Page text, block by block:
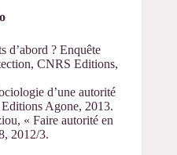
d’abord ? Enquête
CNRS Editions,
d’une autorité
Agone, 2013.
« Faire autorité en
2012/3.